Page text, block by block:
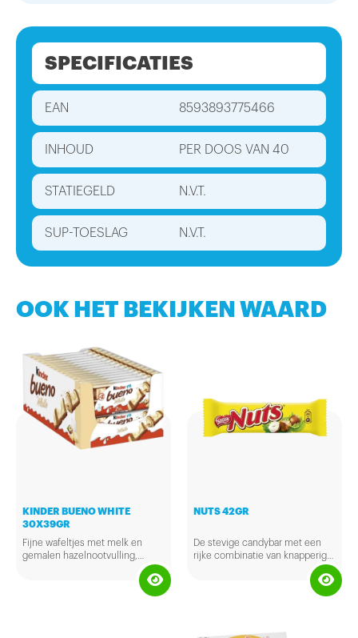
SPECIFICATIES
EAN 8593893775466
INHOUD PER DOOS VAN 40
STATIEGELD N.V.T.
SUP-TOESLAG N.V.T.
OOK HET BEKIJKEN WAARD
KINDER BUENO WHITE
30X39GR
Fijne wafeltjes met melk en
gemalen hazelnootvulling,
omhuld met witte chocolade en
NUTS 42GR
De stevige candybar met een
rijke combinatie van knapperige
nougat en een laagje caramel,
nou net even nodig hebt.